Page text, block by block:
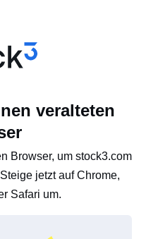
veralteten
Browser, um stock3.com
jetzt auf Chrome,
Safari um.